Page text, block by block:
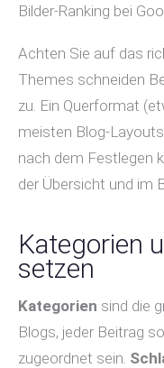
Bilder-Ranking bei
Achten Sie auf das
Themes schneiden
zu. Ein Querformat
meisten Blog-
nach dem Festlegen
der Übersicht und im
Kategorien
setzen
Kategorien sind die
Blogs, jeder Beitrag
zugeordnet sein.